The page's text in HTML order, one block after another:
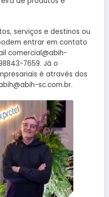
serviços e destinos ou
entrar em contato
comercial@abih-
7659. Já o
é através dos
sc.com.br.